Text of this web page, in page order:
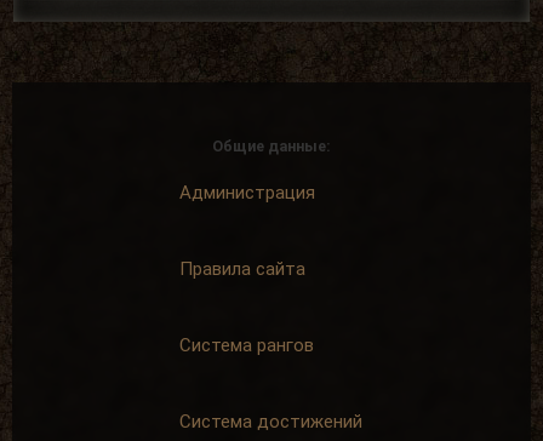
Общие данные:
Администрация
Правила сайта
Система рангов
Система достижений